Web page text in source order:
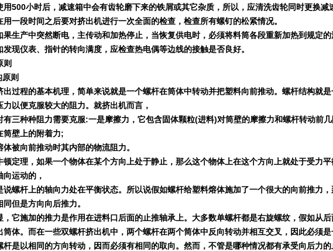
用500小时后，减速箱中会有齿轮磨下来的铁屑或其它杂质，所以，应清洗齿轮同时更换减
用一段时间之后要对挤出机进行一次全面的检查，检查所有螺钉的松紧情况。
果生产中突然断电，主传动和加热停止，当恢复供电时，必须将料筒各段重新加热到规定
发现仪表、指针的转向满度，应检查热电偶等边线的接触是否良好。
则
则
出过程的基本机理，简单来说就是一个螺杆在筒体中转动并把塑料向前推动。螺杆结构就
力以便克服较大的阻力。就挤出机而言，
有三种种阻力需要克服:一是摩擦力，它包含固体颗粒(进料)对筒壁的摩擦力和螺杆转动前
筒壁上的附着力;
体被向前推动时其内部的物流阻力。
顿定理，如果一个物体在某个方向上处于静止，那么这个物体上在这个方向上就处于受力
向运动的，
说螺杆上的轴向力处在平衡状态。所以说假如螺杆给塑料熔体施加了一个很大的向前推力
同但是方向向后推力。
，它施加的推力是作用在进料口后面的止推轴承上。大多数单螺杆都是右旋螺纹，假如从
筒体。而在一些双螺杆挤出机中，两个螺杆在两个筒体中反向转动并相互交叉，因此必须
杆是以相同的方向转动，因而必须有相同的取向。然而，不管是哪种情况都有承受向后力的